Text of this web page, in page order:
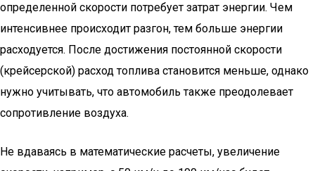
определенной скорости потребует затрат энергии. Чем
интенсивнее происходит разгон, тем больше энергии
расходуется. После достижения постоянной скорости
(крейсерской) расход топлива становится меньше, однако
нужно учитывать, что автомобиль также преодолевает
сопротивление воздуха.
Не вдаваясь в математические расчеты, увеличение